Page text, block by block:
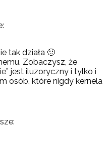
tak działa 🙂
Zobaczysz, że
jest iluzoryczny i tylko i
osób, które nigdy kernela